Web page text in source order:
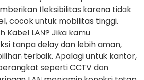
fleksibilitas karena tidak
cocok untuk mobilitas tinggi.
Kabel LAN? Jika kamu
tanpa delay dan lebih aman,
terbaik. Apalagi untuk kantor,
seperti CCTV dan